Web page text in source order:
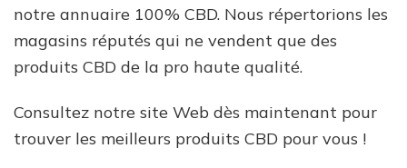
notre annuaire 100% CBD. Nous répertorions les
magasins réputés qui ne vendent que des
produits CBD de la pro haute qualité.
Consultez notre site Web dès maintenant pour
trouver les meilleurs produits CBD pour vous !